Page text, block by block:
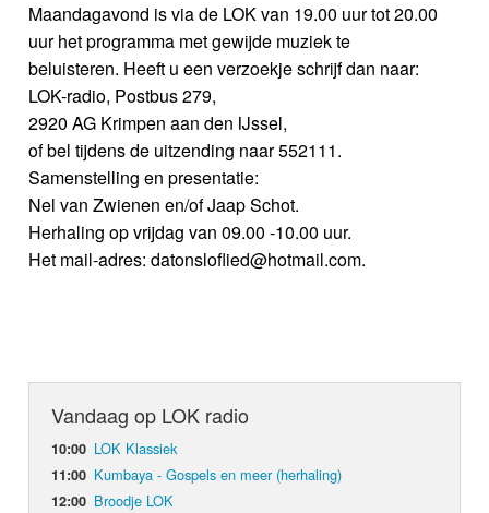
Maandagavond is via de LOK van 19.00 uur tot 20.00
uur het programma met gewijde muziek te
beluisteren. Heeft u een verzoekje schrijf dan naar:
LOK-radio, Postbus 279,
2920 AG Krimpen aan den IJssel,
of bel tijdens de uitzending naar 552111.
Samenstelling en presentatie:
Nel van Zwienen en/of Jaap Schot.
Herhaling op vrijdag van 09.00 -10.00 uur.
Het mail-adres: datonsloflied@hotmail.com.
Vandaag op LOK radio
10:00 LOK Klassiek
11:00 Kumbaya - Gospels en meer (herhaling)
12:00 Broodje LOK